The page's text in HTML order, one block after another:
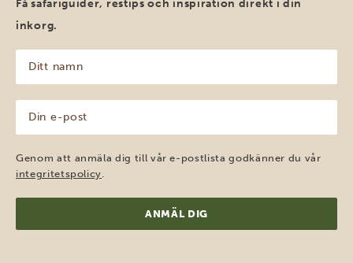
Få safariguider, restips och inspiration direkt i din
inkorg.
namn
(Obligatoriskt)
post
(Obligatoriskt)
Genom att anmäla dig till vår e-postlista godkänner du vår
integritetspolicy